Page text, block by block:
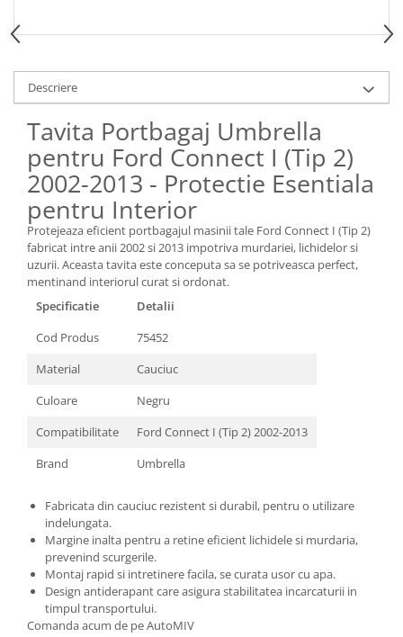
Produse Intretinere si Detailing
Lubrifianti si Spray-uri de Curatare
Curatare si Detailing Interior
Vopsitorie, Chituri si Adezivi
Curatare si Detailing Exterior
Articole Auto Sezoniere
Produse de Iarna
Cabluri Pornire
Produse de Vara
Blog
Descriere
Tavita Portbagaj Umbrella
pentru Ford Connect I (Tip 2)
2002-2013 - Protectie Esentiala
pentru Interior
Protejeaza eficient portbagajul masinii tale Ford Connect I (Tip 2)
fabricat intre anii 2002 si 2013 impotriva murdariei, lichidelor si
uzurii. Aceasta tavita este conceputa sa se potriveasca perfect,
mentinand interiorul curat si ordonat.
Specificatie
Detalii
Cod Produs
75452
Material
Cauciuc
Culoare
Negru
Compatibilitate
Ford Connect I (Tip 2) 2002-2013
Brand
Umbrella
Fabricata din cauciuc rezistent si durabil, pentru o utilizare
indelungata.
Margine inalta pentru a retine eficient lichidele si murdaria,
prevenind scurgerile.
Montaj rapid si intretinere facila, se curata usor cu apa.
Design antiderapant care asigura stabilitatea incarcaturii in
timpul transportului.
Comanda acum de pe AutoMIV